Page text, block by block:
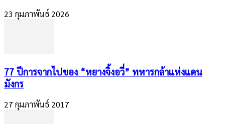
23 กุมภาพันธ์ 2026
​77 ปีการจากไปของ “หยางจิ้งอวี่” ทหารกล้าแห่งแดน
มังกร
27 กุมภาพันธ์ 2017